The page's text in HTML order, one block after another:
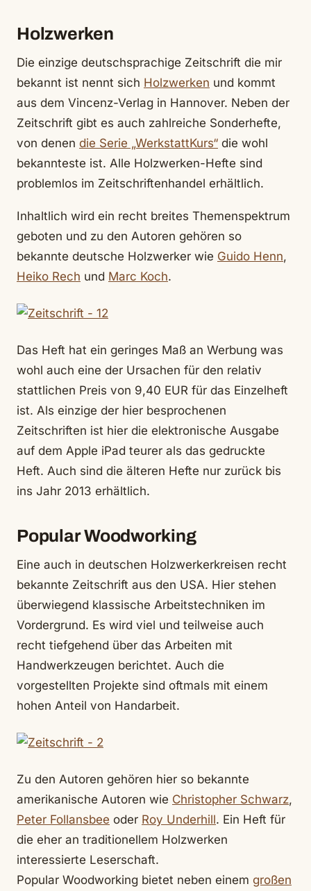
Holzwerken
Die einzige deutschsprachige Zeitschrift die mir
bekannt ist nennt sich Holzwerken und kommt
aus dem Vincenz-Verlag in Hannover. Neben der
Zeitschrift gibt es auch zahlreiche Sonderhefte,
von denen die Serie „WerkstattKurs“ die wohl
bekannteste ist. Alle Holzwerken-Hefte sind
problemlos im Zeitschriftenhandel erhältlich.
Inhaltlich wird ein recht breites Themenspektrum
geboten und zu den Autoren gehören so
bekannte deutsche Holzwerker wie Guido Henn,
Heiko Rech und Marc Koch.
Das Heft hat ein geringes Maß an Werbung was
wohl auch eine der Ursachen für den relativ
stattlichen Preis von 9,40 EUR für das Einzelheft
ist. Als einzige der hier besprochenen
Zeitschriften ist hier die elektronische Ausgabe
auf dem Apple iPad teurer als das gedruckte
Heft. Auch sind die älteren Hefte nur zurück bis
ins Jahr 2013 erhältlich.
Popular Woodworking
Eine auch in deutschen Holzwerkerkreisen recht
bekannte Zeitschrift aus den USA. Hier stehen
überwiegend klassische Arbeitstechniken im
Vordergrund. Es wird viel und teilweise auch
recht tiefgehend über das Arbeiten mit
Handwerkzeugen berichtet. Auch die
vorgestellten Projekte sind oftmals mit einem
hohen Anteil von Handarbeit.
Zu den Autoren gehören hier so bekannte
amerikanische Autoren wie Christopher Schwarz,
Peter Follansbee oder Roy Underhill. Ein Heft für
die eher an traditionellem Holzwerken
interessierte Leserschaft.
Popular Woodworking bietet neben einem großen